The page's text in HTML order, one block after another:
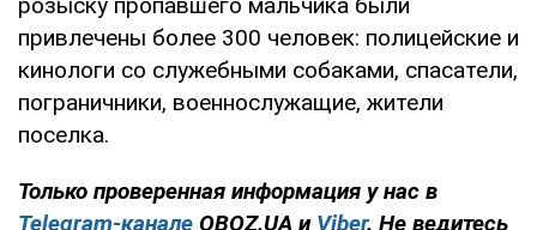
привлечены более 300 человек: полицейские и
кинологи со служебными собаками, спасатели,
пограничники, военнослужащие, жители
поселка.
Только проверенная информация у нас в
Telegram-канале OBOZ.UA и Viber. Не ведитесь